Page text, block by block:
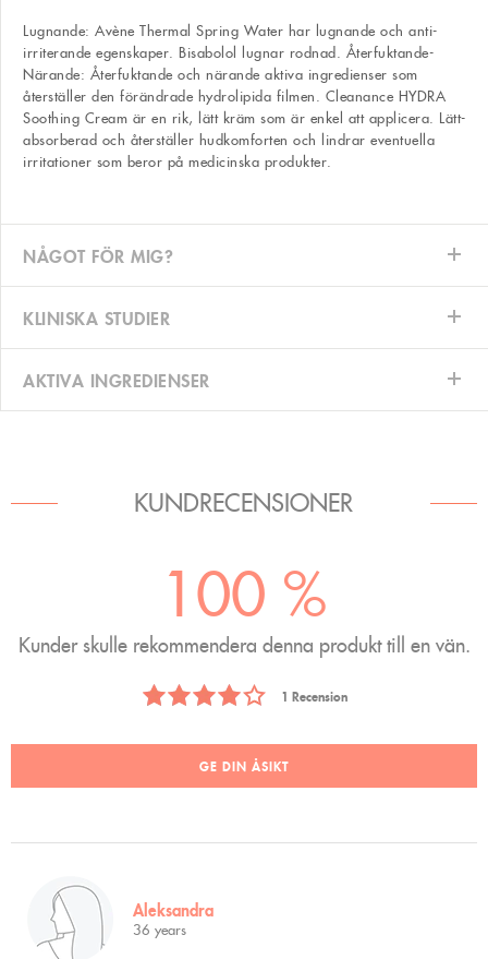
Lugnande: Avène Thermal Spring Water har lugnande och anti-
irriterande egenskaper. Bisabolol lugnar rodnad. Återfuktande-
Närande: Återfuktande och närande aktiva ingredienser som
återställer den förändrade hydrolipida filmen. Cleanance HYDRA
Soothing Cream är en rik, lätt kräm som är enkel att applicera. Lätt-
absorberad och återställer hudkomforten och lindrar eventuella
irritationer som beror på medicinska produkter.
NÅGOT FÖR MIG?
KLINISKA STUDIER
AKTIVA INGREDIENSER
KUNDRECENSIONER
100 %
Kunder skulle rekommendera denna produkt till en vän.
1 Recension
GE DIN ÅSIKT
Aleksandra
36 years